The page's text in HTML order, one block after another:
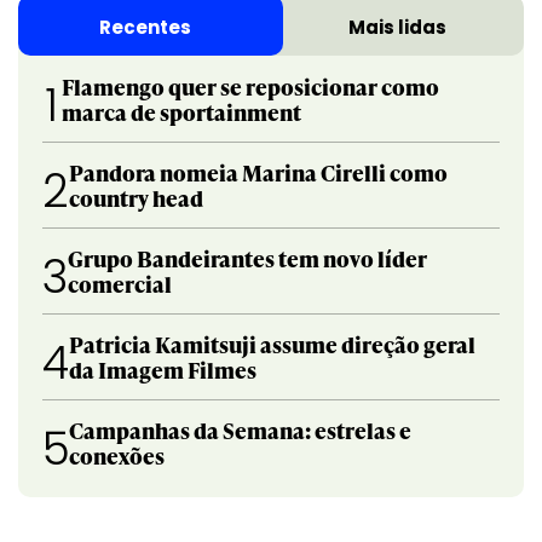
Recentes Mais lidas
1 Flamengo quer se reposicionar como
marca de sportainment
2Pandora nomeia Marina Cirelli como
country head
3Grupo Bandeirantes tem novo líder
comercial
4Patricia Kamitsuji assume direção geral
da Imagem Filmes
5Campanhas da Semana: estrelas e
conexões